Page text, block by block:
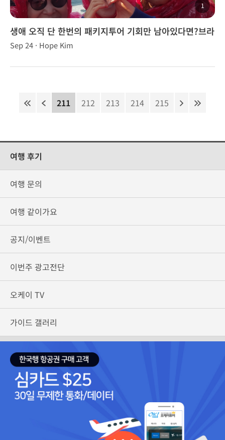
1
생애 오직 단 한번의 패키지투어 기회만 남아있다면?브라
이언, 브니장군님과 함께!
Sep 24 · Hope Kim
211 212 213 214 215
여행 후기
여행 문의
여행 같이가요
공지/이벤트
이번주 광고전단
오케이 TV
가이드 갤러리